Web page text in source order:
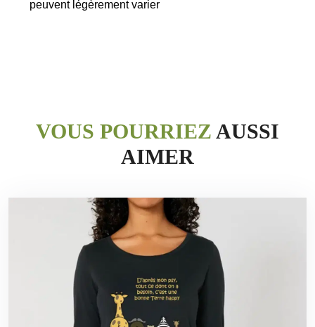
VOUS POURRIEZ AUSSI
AIMER